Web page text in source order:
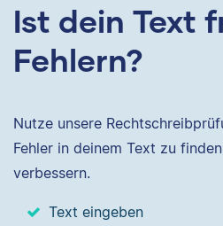
Ist dein Text
Fehlern?
Nutze unsere
Fehler in deinem Text zu
verbessern.
Text eingeben